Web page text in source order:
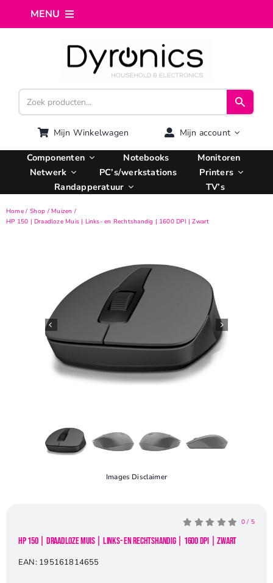
MENU
Webshop
Computer reparatie
AI Integratie
Hosting
Openingstijden
Contact
Mijn Winkelwagen Mijn account
Componenten Notebooks
Monitoren
Netwerk
PC’s/werkstations
Printers
Randapperatuur
TV’s
Home Shop
Muizen
HP 150 | Draadloze Muis | Links- en Rechtshandig | 1600 DPI | Zwart
Images Disclaimer
0 / 5
HP 150 | Draadloze Muis | Links- en Rechtshandig | 1600 DPI | Zwart
EAN: 195161814655